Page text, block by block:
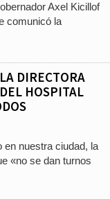
Axel Kicillof
comunicó la
LA DIRECTORA
DEL HOSPITAL
en nuestra ciudad, la
«no se dan turnos